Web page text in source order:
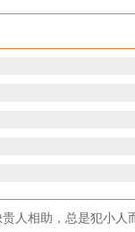
人相助，总是犯小人